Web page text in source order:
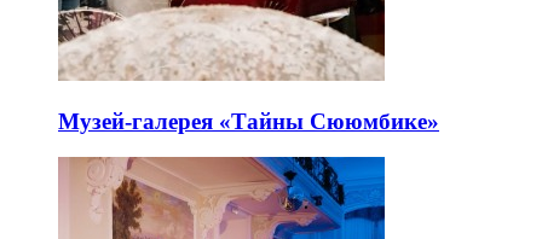
Музей-галерея «Тайны Сююмбике»